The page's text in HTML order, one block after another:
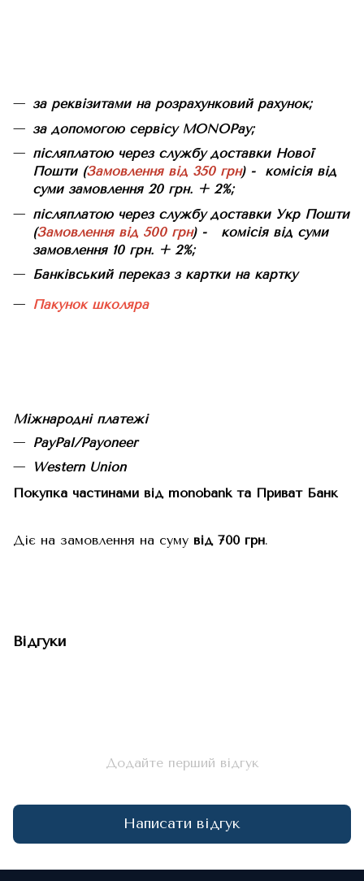
за реквізитами на розрахунковий рахунок;
за допомогою сервісу MONOPay;
післяплатою через службу доставки Нової
Пошти (Замовлення від 350 грн) - комісія від
суми замовлення 20 грн. + 2%;
післяплатою через службу доставки Укр Пошти
(Замовлення від 500 грн) - комісія від суми
замовлення 10 грн. + 2%;
Банківський переказ з картки на картку
Пакунок школяра
Міжнародні платежі
PayPal/Payoneer
Western Union
Покупка частинами від monobank та Приват Банк
Діє на замовлення на суму від 700 грн.
Відгуки
Додайте перший відгук
Написати відгук